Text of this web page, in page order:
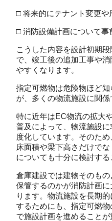
□ 将来的にテナント変更
□ 消防設備計画について事
こうした内容を設計初期
で、竣工後の追加工事や
やすくなります。
指定可燃物は危険物ほど
が、多くの物流施設に関係
特に近年はEC物流の拡大
普及によって、物流施設
度化しています。そのた
床面積や梁下高さだけで
についても十分に検討する
倉庫建設では建物そのも
保管するのかが消防計画
ります。物流施設を長期
するためにも、指定可燃
で施設計画を進めることが